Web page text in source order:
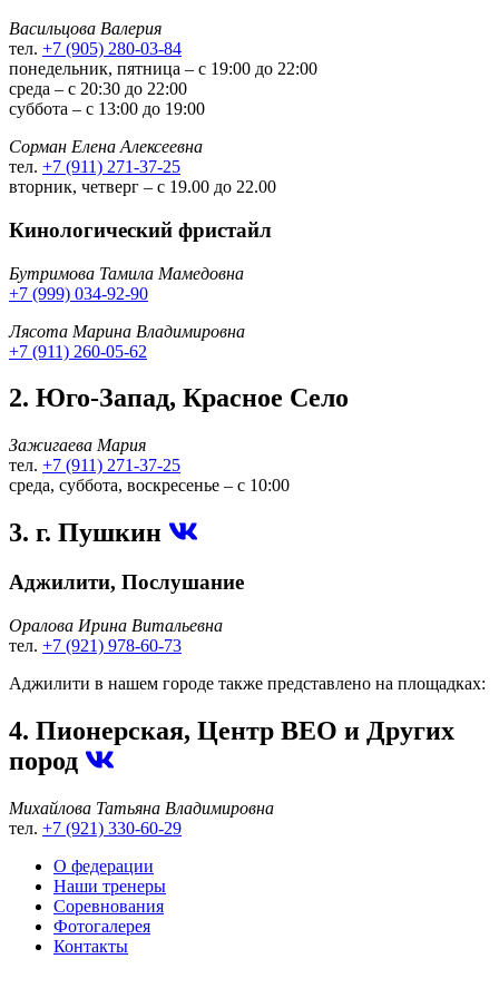
Васильцова Валерия
тел. +7 (905) 280-03-84
понедельник, пятница – с 19:00 до 22:00
среда – с 20:30 до 22:00
суббота – с 13:00 до 19:00
Сорман Елена Алексеевна
тел. +7 (911) 271-37-25
вторник, четверг – с 19.00 до 22.00
Кинологический фристайл
Бутримова Тамила Мамедовна
+7 (999) 034-92-90
Лясота Марина Владимировна
+7 (911) 260-05-62
2. Юго-Запад, Красное Село
Зажигаева Мария
тел. +7 (911) 271-37-25
среда, суббота, воскресенье – с 10:00
3. г. Пушкин
Аджилити, Послушание
Оралова Ирина Витальевна
тел. +7 (921) 978-60-73
Аджилити в нашем городе также представлено на площадках:
4. Пионерская, Центр ВЕО и Других
пород
Михайлова Татьяна Владимировна
тел. +7 (921) 330-60-29
О федерации
Наши тренеры
Соревнования
Фотогалерея
Контакты